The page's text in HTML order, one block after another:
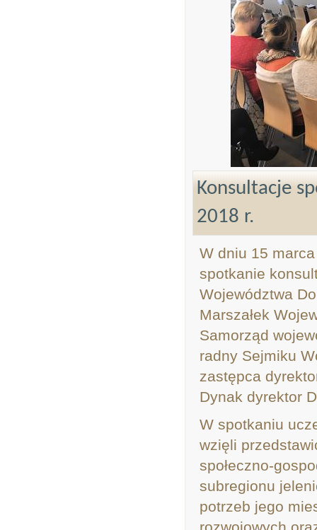
Konsultacje
2018 r.
W dniu 15
spotkanie
Województwa
Marszałek
Samorząd
radny Sejmiku
zastępca
Dynak dyrektor
W spotkaniu
wzięli
społeczno-
subregionu
potrzeb jego